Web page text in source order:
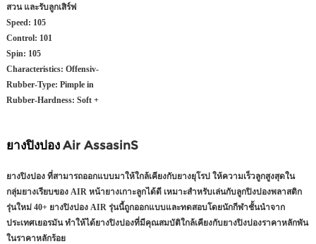
สวน และรับลูกเสิร์ฟ
Speed: 105
Control: 101
Spin: 105
Characteristics: Offensiv-
Rubber-Type: Pimple in
Rubber-Hardness: Soft +
ยางปิงปอง Air AssasinS
ยางปิงปอง ที่สามารถออกแบบมาให้ใกล้เคียงกับยางยุโรป ให้ความเร็วลูกสูงสุดใน
กลุ่มยางเรียบของ AIR หน้ายางเกาะลูกได้ดี เหมาะสำหรับเล่นกับลูกปิงปองพลาสติก
รุ่นใหม่ 40+ ยางปิงปอง AIR รุ่นนี้ถูกออกแบบและทดสอบโดยนักกีฬาชั้นนำจาก
ประเทศเยอรมัน ทำให้ได้ยางปิงปองที่มีคุณสมบัติใกล้เคียงกับยางปิงปองราคาหลักพัน
ในราคาหลักร้อย